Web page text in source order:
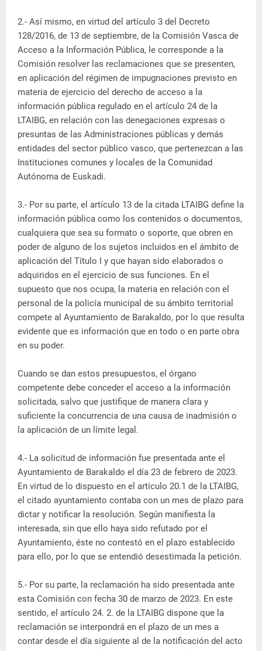
2.- Así mismo, en virtud del artículo 3 del Decreto
128/2016, de 13 de septiembre, de la Comisión Vasca de
Acceso a la Información Pública, le corresponde a la
Comisión resolver las reclamaciones que se presenten,
en aplicación del régimen de impugnaciones previsto en
materia de ejercicio del derecho de acceso a la
información pública regulado en el artículo 24 de la
LTAIBG, en relación con las denegaciones expresas o
presuntas de las Administraciones públicas y demás
entidades del sector público vasco, que pertenezcan a las
Instituciones comunes y locales de la Comunidad
Autónoma de Euskadi.
3.- Por su parte, el artículo 13 de la citada LTAIBG define la
información pública como los contenidos o documentos,
cualquiera que sea su formato o soporte, que obren en
poder de alguno de los sujetos incluidos en el ámbito de
aplicación del Título I y que hayan sido elaborados o
adquiridos en el ejercicio de sus funciones. En el
supuesto que nos ocupa, la materia en relación con el
personal de la policía municipal de su ámbito territorial
compete al Ayuntamiento de Barakaldo, por lo que resulta
evidente que es información que en todo o en parte obra
en su poder.
Cuando se dan estos presupuestos, el órgano
competente debe conceder el acceso a la información
solicitada, salvo que justifique de manera clara y
suficiente la concurrencia de una causa de inadmisión o
la aplicación de un límite legal.
4.- La solicitud de información fue presentada ante el
Ayuntamiento de Barakaldo el día 23 de febrero de 2023.
En virtud de lo dispuesto en el artículo 20.1 de la LTAIBG,
el citado ayuntamiento contaba con un mes de plazo para
dictar y notificar la resolución. Según manifiesta la
interesada, sin que ello haya sido refutado por el
Ayuntamiento, éste no contestó en el plazo establecido
para ello, por lo que se entendió desestimada la petición.
5.- Por su parte, la reclamación ha sido presentada ante
esta Comisión con fecha 30 de marzo de 2023. En este
sentido, el artículo 24. 2. de la LTAIBG dispone que la
reclamación se interpondrá en el plazo de un mes a
contar desde el día siguiente al de la notificación del acto